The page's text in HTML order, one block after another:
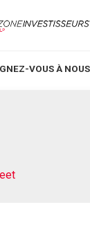
VOUS À NOUS